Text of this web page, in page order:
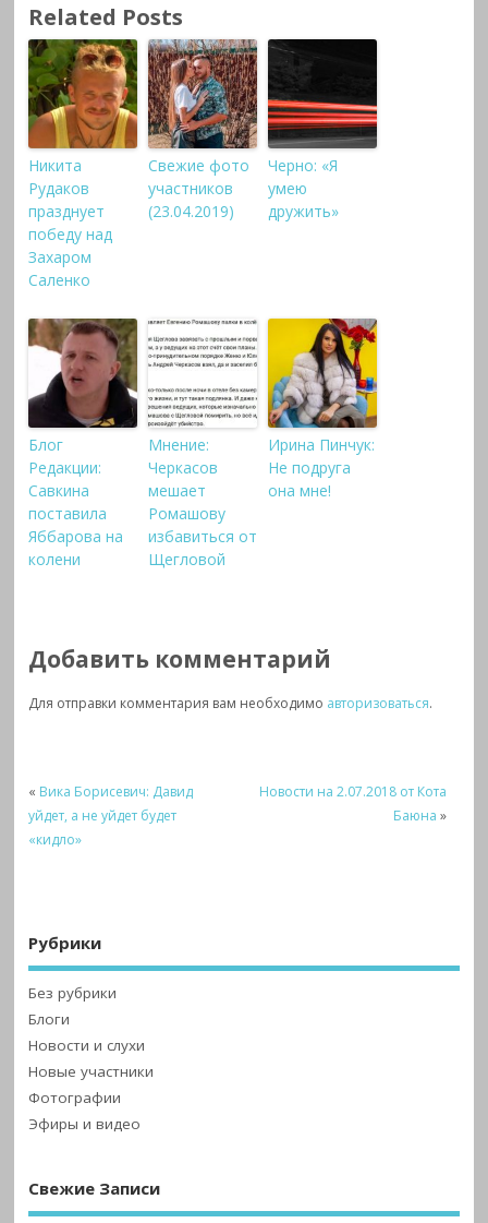
Related Posts
Никита
Рудаков
празднует
победу над
Захаром
Саленко
Свежие фото
участников
(23.04.2019)
Черно: «Я
умею
дружить»
Блог
Редакции:
Савкина
поставила
Яббарова на
колени
Мнение:
Черкасов
мешает
Ромашову
избавиться от
Щегловой
Ирина Пинчук:
Не подруга
она мне!
Добавить комментарий
Для отправки комментария вам необходимо авторизоваться.
« Вика Борисевич: Давид
уйдет, а не уйдет будет
«кидло»
Новости на 2.07.2018 от Кота
Баюна »
Рубрики
Без рубрики
Блоги
Новости и слухи
Новые участники
Фотографии
Эфиры и видео
Свежие Записи